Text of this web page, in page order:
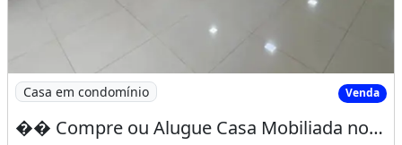
Açougue, Avenida, Banca de revistas , Banco,
Cinemas, Escola 1º Grau, Escola 2º Grau,
Faculdade, Farmácia, Feiras, Hospital, Igreja
Católica , Igreja Evangélica, Locadora, Lojas,
Mercado, Panificadora, Pizzaria, Ponto de
Casa em condomínio Venda
�� Compre ou Alugue Casa Mobiliada no Condomínio Belvedere I �� Cuiabá/MT